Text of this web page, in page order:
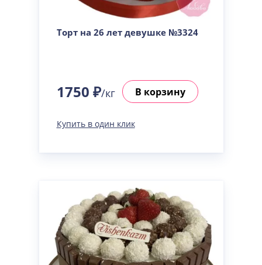
Торт на 26 лет девушке №3324
1750 ₽/кг В корзину
Купить в один клик